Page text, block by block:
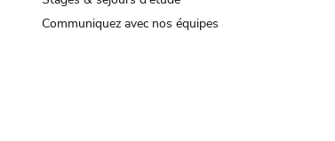
Communiquez avec nos équipes